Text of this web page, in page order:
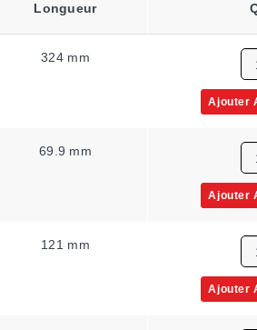
Longueur
324 mm 1
Ajouter
69.9 mm 1
Ajouter
121 mm 1
Ajouter